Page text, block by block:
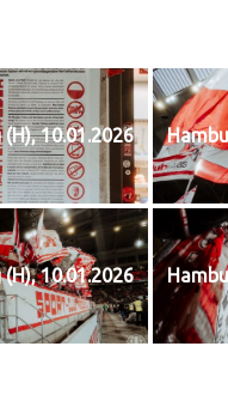
10.01.2026
(H), 10.01.2026